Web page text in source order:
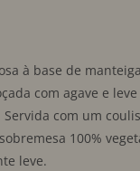
à base de
com agave e
com um
100%
leve.